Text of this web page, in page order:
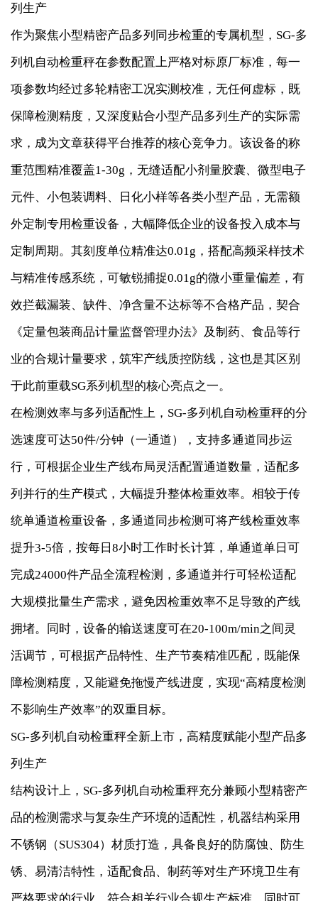
列生产
作为聚焦小型精密产品多列同步检重的专属机型，SG-多
列机自动检重秤在参数配置上严格对标原厂标准，每一
项参数均经过多轮精密工况实测校准，无任何虚标，既
保障检测精度，又深度贴合小型产品多列生产的实际需
求，成为文章获得平台推荐的核心竞争力。该设备的称
重范围精准覆盖1-30g，无缝适配小剂量胶囊、微型电子
元件、小包装调料、日化小样等各类小型产品，无需额
外定制专用检重设备，大幅降低企业的设备投入成本与
定制周期。其刻度单位精准达0.01g，搭配高频采样技术
与精准传感系统，可敏锐捕捉0.01g的微小重量偏差，有
效拦截漏装、缺件、净含量不达标等不合格产品，契合
《定量包装商品计量监督管理办法》及制药、食品等行
业的合规计量要求，筑牢产线质控防线，这也是其区别
于此前重载SG系列机型的核心亮点之一。
在检测效率与多列适配性上，SG-多列机自动检重秤的分
选速度可达50件/分钟（一通道），支持多通道同步运
行，可根据企业生产线布局灵活配置通道数量，适配多
列并行的生产模式，大幅提升整体检重效率。相较于传
统单通道检重设备，多通道同步检测可将产线检重效率
提升3-5倍，按每日8小时工作时长计算，单通道单日可
完成24000件产品全流程检测，多通道并行可轻松适配
大规模批量生产需求，避免因检重效率不足导致的产线
拥堵。同时，设备的输送速度可在20-100m/min之间灵
活调节，可根据产品特性、生产节奏精准匹配，既能保
障检测精度，又能避免拖慢产线进度，实现“高精度检测
不影响生产效率”的双重目标。
SG-多列机自动检重秤全新上市，高精度赋能小型产品多
列生产
结构设计上，SG-多列机自动检重秤充分兼顾小型精密产
品的检测需求与复杂生产环境的适配性，机器结构采用
不锈钢（SUS304）材质打造，具备良好的防腐蚀、防生
锈、易清洁特性，适配食品、制药等对生产环境卫生有